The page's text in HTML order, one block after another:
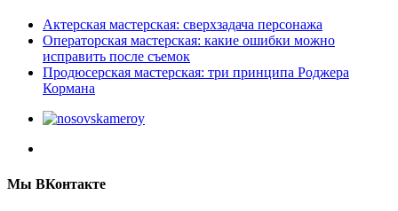
Актерская мастерская: сверхзадача персонажа
Операторская мастерская: какие ошибки можно
исправить после съемок
Продюсерская мастерская: три принципа Роджера
Кормана
Мы ВКонтакте